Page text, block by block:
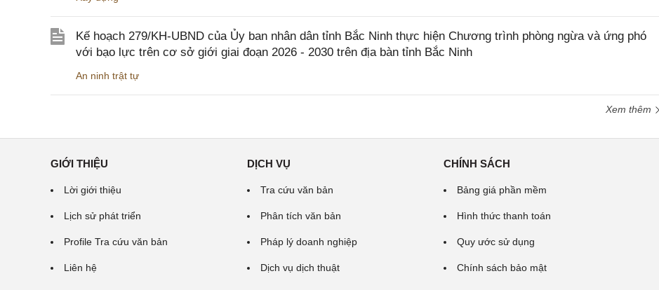
Kế hoạch 279/KH-UBND của Ủy ban nhân dân tỉnh Bắc Ninh thực hiện Chương trình phòng ngừa và ứng phó
với bạo lực trên cơ sở giới giai đoạn 2026 - 2030 trên địa bàn tỉnh Bắc Ninh
An ninh trật tự
Xem thêm
GIỚI THIỆU
Lời giới thiệu
Lịch sử phát triển
Profile Tra cứu văn bản
Liên hệ
DỊCH VỤ
Tra cứu văn bản
Phân tích văn bản
Pháp lý doanh nghiệp
Dịch vụ dịch thuật
CHÍNH SÁCH
Bảng giá phần mềm
Hình thức thanh toán
Quy ước sử dụng
Chính sách bảo mật